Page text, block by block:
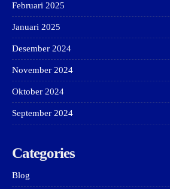
Februari 2025
Januari 2025
Desember 2024
November 2024
Oktober 2024
September 2024
Categories
Blog